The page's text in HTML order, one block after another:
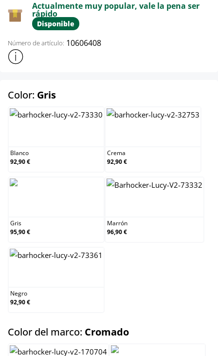
Actualmente muy popular, vale la pena ser
rápido
Disponible
Número de artículo: 10606408
Mostrar más información sobre el producto
Color: Grisselect
Blanco
92,90 €
Crema
92,90 €
Gris
95,90 €
Marrón
96,90 €
Negro
92,90 €
Color del marco: Cromadoselect